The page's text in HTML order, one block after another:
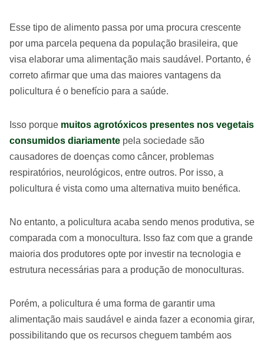
Esse tipo de alimento passa por uma procura crescente
por uma parcela pequena da população brasileira, que
visa elaborar uma alimentação mais saudável. Portanto, é
correto afirmar que uma das maiores vantagens da
policultura é o benefício para a saúde.
Isso porque muitos agrotóxicos presentes nos vegetais
consumidos diariamente pela sociedade são
causadores de doenças como câncer, problemas
respiratórios, neurológicos, entre outros. Por isso, a
policultura é vista como uma alternativa muito benéfica.
No entanto, a policultura acaba sendo menos produtiva, se
comparada com a monocultura. Isso faz com que a grande
maioria dos produtores opte por investir na tecnologia e
estrutura necessárias para a produção de monoculturas.
Porém, a policultura é uma forma de garantir uma
alimentação mais saudável e ainda fazer a economia girar,
possibilitando que os recursos cheguem também aos